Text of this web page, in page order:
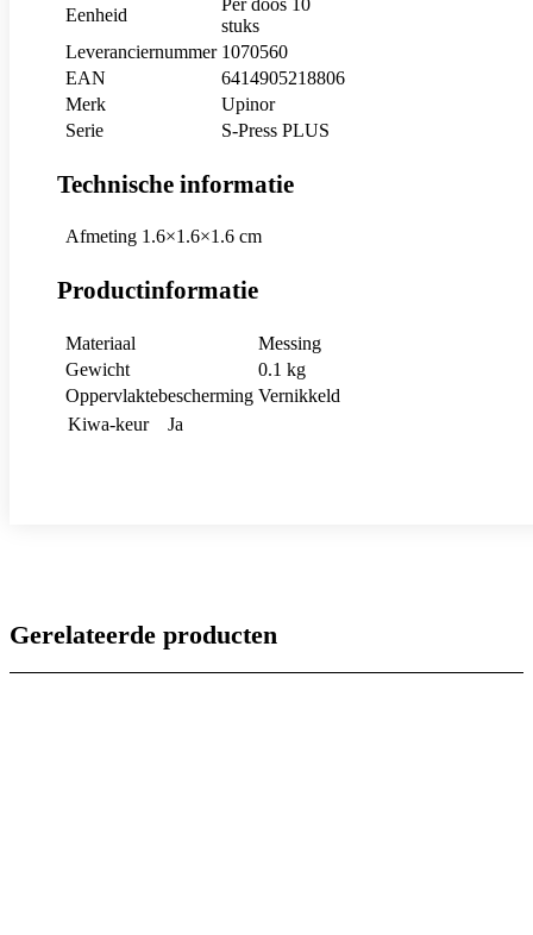
Eenheid
stuks
Leveranciernummer 1070560
EAN
6414905218806
Merk
Upinor
Serie
S-Press PLUS
Technische informatie
Afmeting 1.6×1.6×1.6 cm
Productinformatie
Materiaal
Messing
Gewicht
0.1 kg
Oppervlaktebescherming Vernikkeld
Kiwa-keur
Ja
Gerelateerde producten